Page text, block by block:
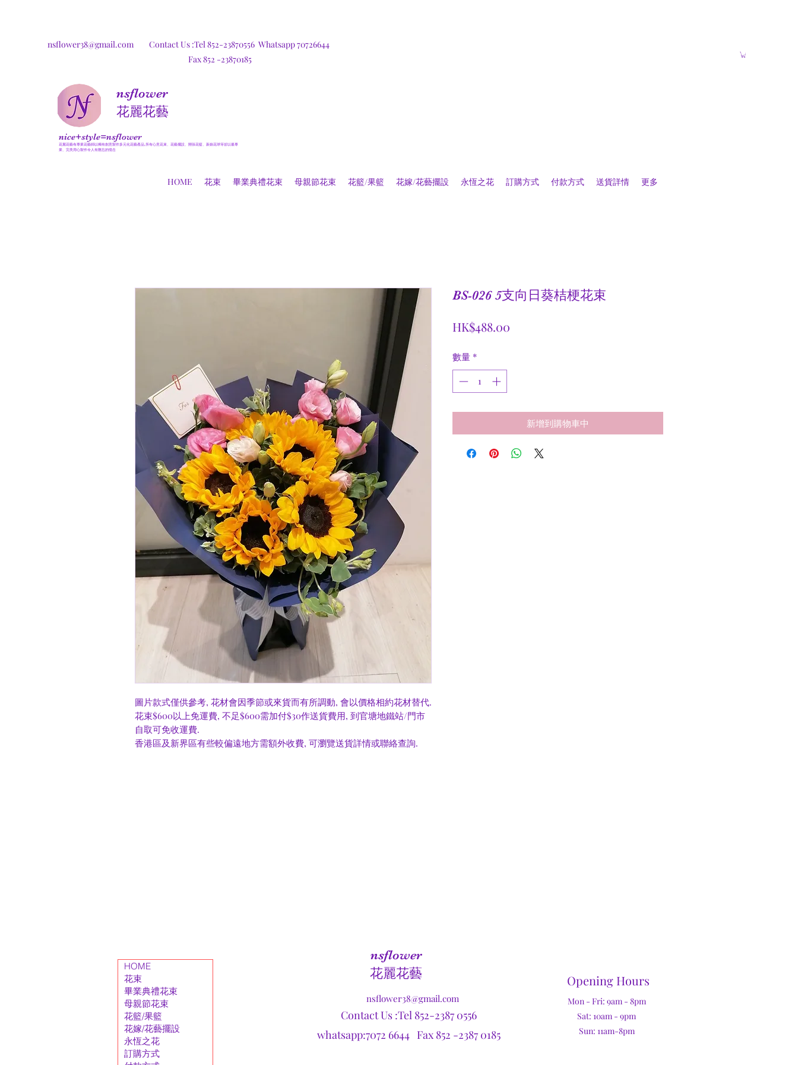
nsflower38@gmail.com Contact Us :Tel 852-23870556 Whatsapp 70726644
Fax 852 -23870185
nsflower
​花麗花藝
nice+style=nsflower
花麗花藝有專業花藝師以獨有創意製作多元化花藝產品,所有心意花束、花藝擺設、開張花籃、新娘花球等皆以最專
業、完美用心製作令人有難忘的憶念
HOME 花束 畢業典禮花束 母親節花束 花籃/果籃 花嫁/花藝擺設 永恆之花 訂購方式 付款方式 送貨詳情 更多
圖片款式僅供參考, 花材會因季節或來貨而有所調動, 會以價格相約花材替代.
花束$600以上免運費, 不足$600需加付$30作送貨費用, 到官塘地鐵站/門市
自取可免收運費.
香港區及新界區有些較偏遠地方需額外收費, 可瀏覽送貨詳情或聯絡查詢.
BS-026 5支向日葵桔梗花束
HK$488.00
數量 *
新增到購物車中
HOME
花束
畢業典禮花束
母親節花束
花籃/果籃
花嫁/花藝擺設
永恆之花
訂購方式
nsflower
​花麗花藝
nsflower38@gmail.com
Contact Us :Tel 852-2387 0556
whatsapp:7072 6644 Fax 852 -2387 0185
Opening Hours
Mon - Fri: 9am - 8pm
Sat: 10am - 9pm
Sun: 11am-8pm